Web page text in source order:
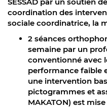
coordination des
sociale coordinatrice, la
2 séances
semaine par un
conventionné avec
performance faible
une intervention
pictogrammes et
MAKATON) est